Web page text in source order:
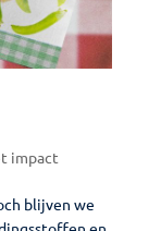
impact
blijven we